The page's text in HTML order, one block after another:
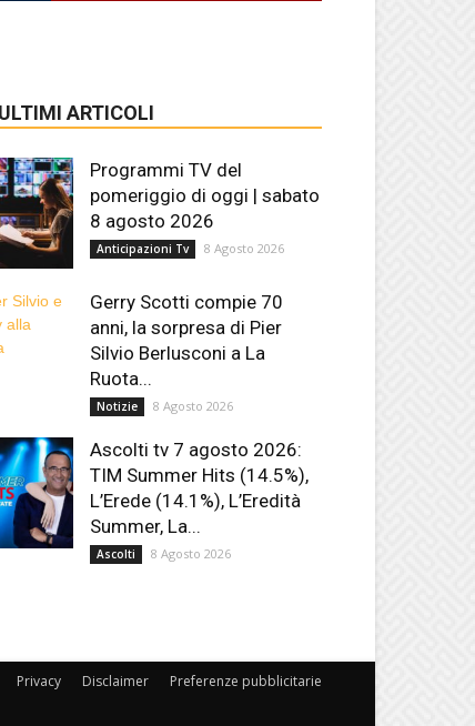
ARTICOLI
Programmi TV del
pomeriggio di oggi | sabato
8 agosto 2026
Anticipazioni Tv 8 Agosto 2026
Gerry Scotti compie 70
anni, la sorpresa di Pier
Silvio Berlusconi a La
Ruota...
Notizie 8 Agosto 2026
Ascolti tv 7 agosto 2026:
TIM Summer Hits (14.5%),
L’Erede (14.1%), L’Eredità
Summer, La...
Ascolti 8 Agosto 2026
Privacy Disclaimer Preferenze pubblicitarie